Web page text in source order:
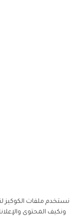
نستخدم ملفات الكوكيز
ونكيف المحتوى